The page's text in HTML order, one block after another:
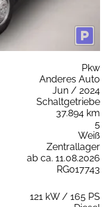
Pkw
Anderes Auto
Jun / 2024
Schaltgetriebe
37.894 km
5
Weiß
Zentrallager
ab ca. 11.08.2026
RG017743
121 kW / 165 PS